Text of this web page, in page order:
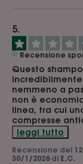
Recensione
Questo
nemmeno a
non è
linea, tra cui
compresse
leggi tutto
Recensione del
30/1/2026 di E.C.